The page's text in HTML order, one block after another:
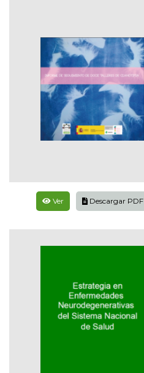
Ver Descargar PDF